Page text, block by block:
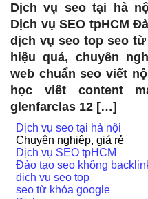
Dịch vụ seo tại hà
Dịch vụ SEO tpHCM
dịch vụ seo top seo
hiệu quả, chuyên
web chuẩn seo viết
học viết content
glenfarclas 12 […]
Dịch vụ seo tại hà nội
Chuyên nghiệp, giá rẻ
Dịch vụ SEO tpHCM
Đào tạo seo không
dịch vụ seo top
seo từ khóa google